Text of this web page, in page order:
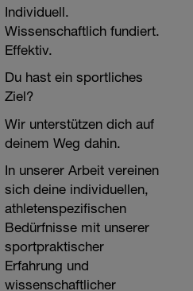
Individuell.
Wissenschaftlich fundiert.
Effektiv.
Du hast ein sportliches
Ziel?
Wir unterstützen dich auf
deinem Weg dahin.
In unserer Arbeit vereinen
sich deine individuellen,
athletenspezifischen
Bedürfnisse mit unserer
sportpraktischer
Erfahrung und
wissenschaftlicher